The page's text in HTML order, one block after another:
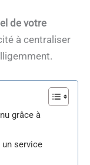
de votre
à centraliser
grâce à
service